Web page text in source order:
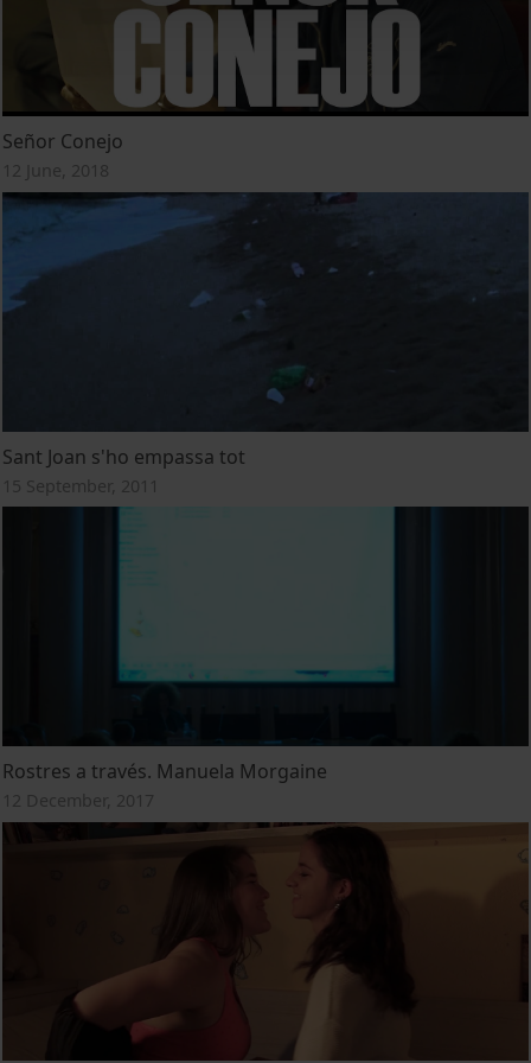
Señor Conejo
12 June, 2018
Sant Joan s'ho empassa tot
15 September, 2011
Rostres a través. Manuela Morgaine
12 December, 2017